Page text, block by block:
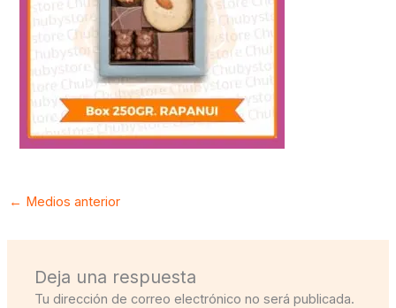
← Medios anterior
Deja una respuesta
Tu dirección de correo electrónico no será publicada.